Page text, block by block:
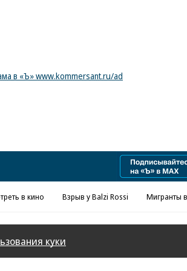
в «Ъ» www.kommersant.ru/ad
в кино Взрыв у Balzi Rossi Мигранты
куки